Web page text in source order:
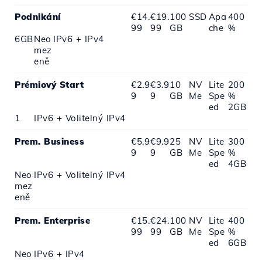
Podnikání
€14.
99
€19.
99
100
GB
SSD Apa
che
400
%
6GBNeo
mez
eně
IPv6 + IPv4
Prémiový Start
€2.9
9
€3.9
9
10
GB
NV
Me
Lite
Spe
ed
200
%
2GB
1
IPv6 + Volitelný IPv4
Prem. Business
€5.9
9
€9.9
9
25
GB
NV
Me
Lite
Spe
ed
300
%
4GB
Neo
mez
eně
IPv6 + Volitelný IPv4
Prem. Enterprise
€15.
99
€24.
99
100
GB
NV
Me
Lite
Spe
ed
400
%
6GB
Neo IPv6 + IPv4